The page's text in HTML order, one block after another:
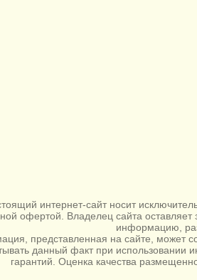
интернет-сайт носит
офертой. Владелец сайта
информацию,
представленная на сайте, может
данный факт при
гарантий. Оценка качества